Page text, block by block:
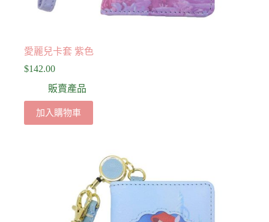
愛麗兒卡套 紫色
$142.00
販賣產品
加入購物車